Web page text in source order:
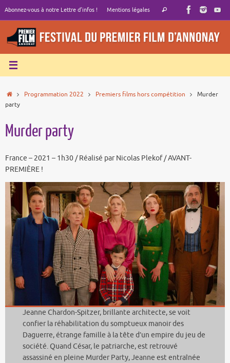
contenu
Abonnez-vous à notre Lettre d’infos ! Mentions légales
Recherche
Rechercher
AccueilProgrammation 2022 Premiers films hors compétition
Murder
party
Murder party
France – 2021 – 1h30 / Réalisé par Nicolas Plekof / AVANT-
PREMIÈRE !
Jeanne Chardon-Spitzer, brillante architecte, se voit
confier la réhabilitation du somptueux manoir des
Daguerre, étrange famille à la tête d’un empire du jeu de
société. Quand César, le patriarche, est retrouvé
assassiné en pleine Murder Party, Jeanne est entraînée